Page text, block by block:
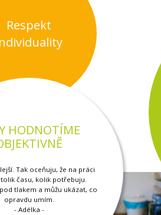
Respekt
HODNOTÍME
Tak oceňuju, že na práci
času, kolik potřebuju.
tlakem a můžu ukázat, co
opravdu umím.
- Adélka -